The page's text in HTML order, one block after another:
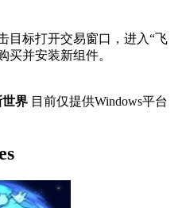
目标打开交易窗口，进入“飞
买并安装新组件。
界 目前仅提供Windows平台